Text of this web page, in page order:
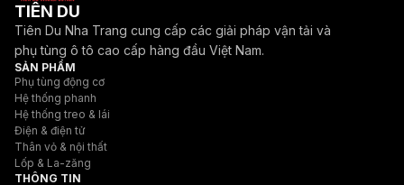
TIÊN DU
Tiên Du Nha Trang cung cấp các giải pháp vận tải và
phụ tùng ô tô cao cấp hàng đầu Việt Nam.
SẢN PHẨM
Phụ tùng động cơ
Hệ thống phanh
Hệ thống treo & lái
Điện & điện tử
Thân vỏ & nội thất
Lốp & La-zăng
THÔNG TIN